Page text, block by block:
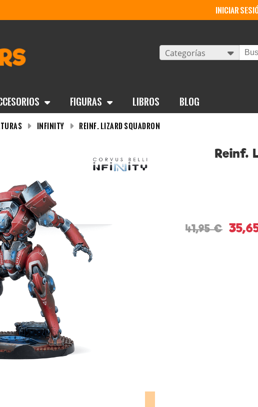
iniciar
Categorías
Figuras Libros BLOG
Infinity Reinf. Lizard Squadron
Reinf.
41,95 €